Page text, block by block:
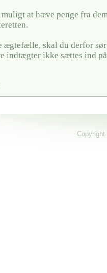
at hæve penge fra
ægtefælle, skal du derfor
indtægter ikke sættes ind